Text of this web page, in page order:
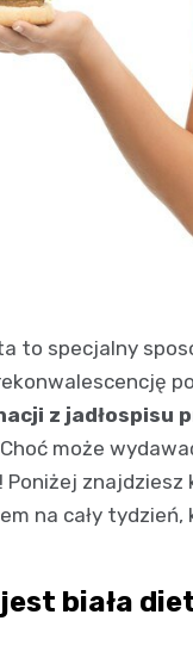
to specjalny
z jadłospisu
Choć może
Poniżej
na cały
biała